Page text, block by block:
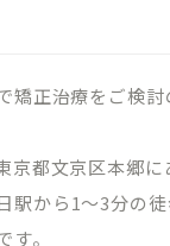
矯正治療をご検討
京都文京区本郷に
駅から1～3分の
。
料金表
アクセス・院内
クリニックブロ